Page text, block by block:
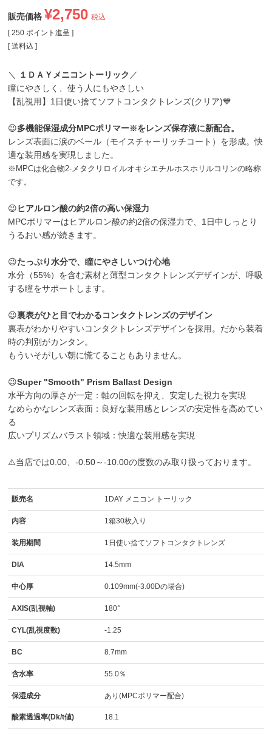
販売価格 ¥2,750 税込
[ 250 ポイント進呈 ]
送料込
＼ １ＤＡＹメニコントーリック ／
瞳にやさしく、使う人にもやさしい
【乱視用】1日使い捨てソフトコンタクトレンズ(クリア)💙
😉多機能保湿成分MPCポリマー※をレンズ保存液に新配合。
レンズ表面に涙のベール（モイスチャーリッチコート）を形成。快
適な装用感を実現しました。
※MPCは化合物2-メタクリロイルオキシエチルホスホリルコリンの略称
です。
😉ヒアルロン酸の約2倍の高い保湿力
MPCポリマーはヒアルロン酸の約2倍の保湿力で、1日中しっとり
うるおい感が続きます。
😉たっぷり水分で、瞳にやさしいつけ心地
水分（55%）を含む素材と薄型コンタクトレンズデザインが、呼吸
する瞳をサポートします。
😉裏表がひと目でわかるコンタクトレンズのデザイン
裏表がわかりやすいコンタクトレンズデザインを採用。だから装着
時の判別がカンタン。
もういそがしい朝に慌てることもありません。
😉Super "Smooth" Prism Ballast Design
水平方向の厚さが一定：軸の回転を抑え、安定した視力を実現
なめらかなレンズ表面：良好な装用感とレンズの安定性を高めてい
る
広いプリズムバラスト領域：快適な装用感を実現
⚠️当店では0.00、-0.50～-10.00の度数のみ取り扱っております。
販売名 1DAY メニコン トーリック
内容 1箱30枚入り
装用期間 1日使い捨てソフトコンタクトレンズ
DIA 14.5mm
中心厚 0.109mm(-3.00Dの場合)
AXIS(乱視軸) 180°
CYL(乱視度数) -1.25
BC 8.7mm
含水率 55.0％
保湿成分 あり(MPCポリマー配合)
酸素透過率(Dk/t値) 18.1